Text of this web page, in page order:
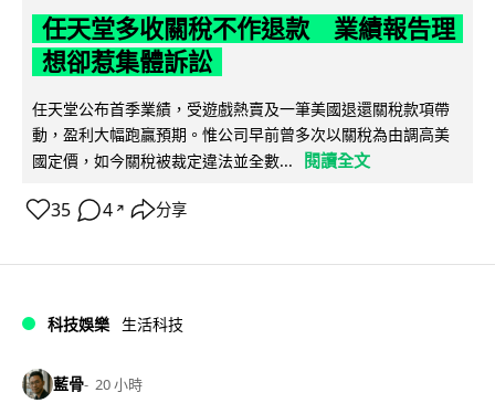
任天堂多收關稅不作退款 業績報告理
想卻惹集體訴訟
任天堂公布首季業績，受遊戲熱賣及一筆美國退還關稅款項帶
動，盈利大幅跑贏預期。惟公司早前曾多次以關稅為由調高美
國定價，如今關稅被裁定違法並全數...
閱讀全文
35 4 ↗ 分享
科技娛樂 生活科技
藍骨 20 小時